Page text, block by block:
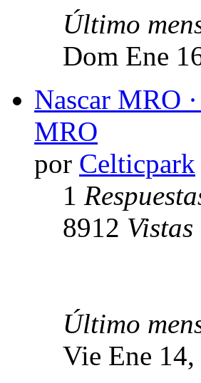
Último
Dom Ene
Nascar MRO
MRO
por Celticpark
1
8912 Vistas
Último
Vie Ene